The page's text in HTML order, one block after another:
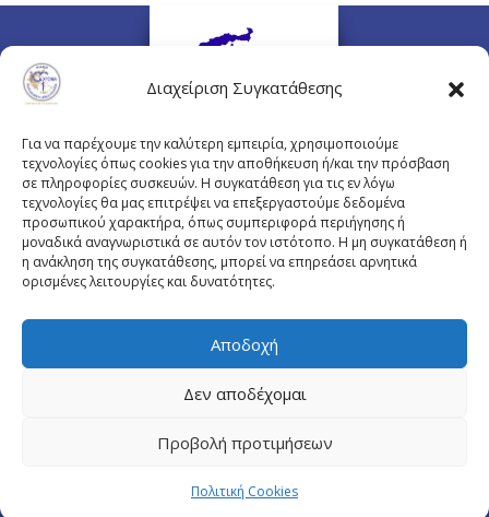
Διαχείριση Συγκατάθεσης
Για να παρέχουμε την καλύτερη εμπειρία, χρησιμοποιούμε
τεχνολογίες όπως cookies για την αποθήκευση ή/και την πρόσβαση
σε πληροφορίες συσκευών. Η συγκατάθεση για τις εν λόγω
τεχνολογίες θα μας επιτρέψει να επεξεργαστούμε δεδομένα
προσωπικού χαρακτήρα, όπως συμπεριφορά περιήγησης ή
μοναδικά αναγνωριστικά σε αυτόν τον ιστότοπο. Η μη συγκατάθεση ή
η ανάκληση της συγκατάθεσης, μπορεί να επηρεάσει αρνητικά
ορισμένες λειτουργίες και δυνατότητες.
Αποδοχή
Δεν αποδέχομαι
Προβολή προτιμήσεων
Πολιτική Cookies
Πλουτάρχου 3, 10675 Αθήνα
Email επικοινωνίας:pisinfo@pis.gr
© Copyright pis.gr 2019 - Designed & Hosted by